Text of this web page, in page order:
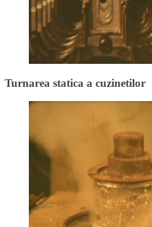
Turnarea statica a cuzinetilor